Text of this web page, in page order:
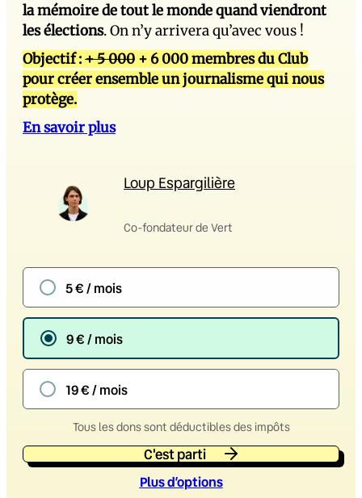
la mémoire de tout le monde quand viendront
les élections. On n’y arrivera qu’avec vous !
Objectif :+ 5 000 + 6 000 membres du Club
pour créer ensemble un journalisme qui nous
protège.
En savoir plus
Loup Espargilière
Co-fondateur de Vert
5 € / mois
9 € / mois
19 € / mois
Tous les dons sont déductibles des impôts
C'est parti
Plus d’options